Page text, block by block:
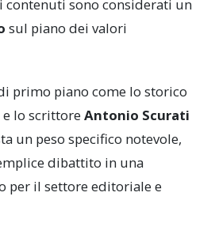
contenuti sono considerati un
sul piano dei valori
primo piano come lo storico
e lo scrittoreAntonio Scurati
un peso specifico notevole,
dibattito in una
per il settore editoriale e